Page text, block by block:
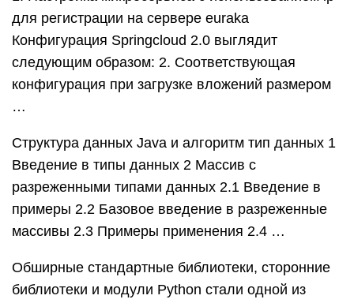
для регистрации на сервере euraka
Конфигурация Springcloud 2.0 выглядит
следующим образом: 2. Соответствующая
конфигурация при загрузке вложений размером
…
Структура данных Java и алгоритм тип данных 1
Введение в типы данных 2 Массив с
разреженными типами данных 2.1 Введение в
примеры 2.2 Базовое введение в разреженные
массивы 2.3 Примеры применения 2.4 …
Обширные стандартные библиотеки, сторонние
библиотеки и модули Python стали одной из